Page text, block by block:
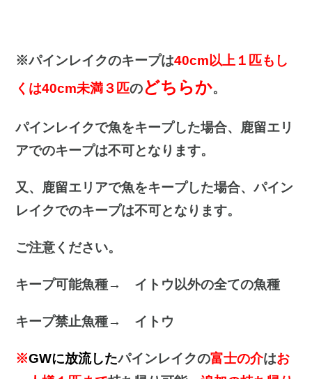
※パインレイクのキープは40cm以上１匹もし
くは40cm未満３匹のどちらか。
パインレイクで魚をキープした場合、鹿留エリ
アでのキープは不可となります。
又、鹿留エリアで魚をキープした場合、パイン
レイクでのキープは不可となります。
ご注意ください。
キープ可能魚種→ イトウ以外の全ての魚種
キープ禁止魚種→ イトウ
※GWに放流したパインレイクの富士の介はお